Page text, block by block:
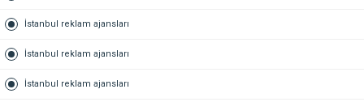
İstanbul reklam ajansları
İstanbul reklam ajansları
İstanbul reklam ajansları